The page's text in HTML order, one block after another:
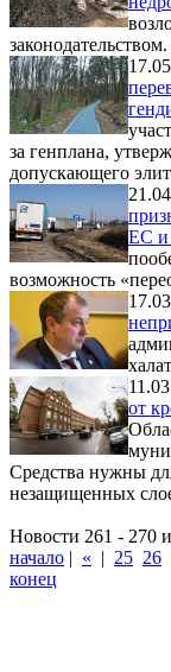
законодательством.
за генплана,
допускающего
ЕС и
возможность
от
Средства нужны
незащищенных
Новости 261 - 270
начало | « | 25 26
конец